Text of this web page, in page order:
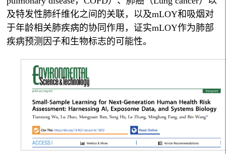
及特发性肺纤维化之间的关联，以及mLOY和吸烟对
于年龄相关肺疾病的协同作用，证实mLOY作为肺部
疾病预测因子和生物标志的可能性。